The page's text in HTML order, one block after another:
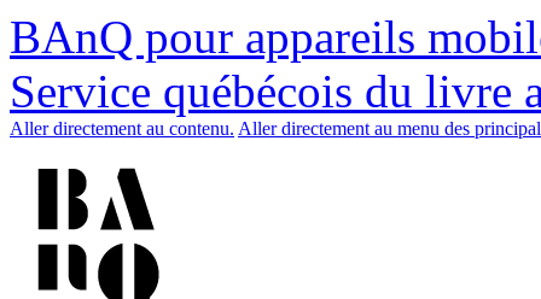
BAnQ pour appareils
Service québécois du livre
Aller directement au contenu. Aller directement au menu des